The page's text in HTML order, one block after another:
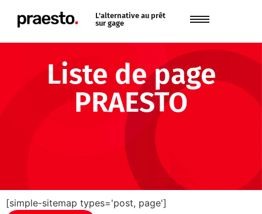
L'alternative au prêt
sur gage
Liste de page
PRAESTO
[simple-sitemap types='post, page']